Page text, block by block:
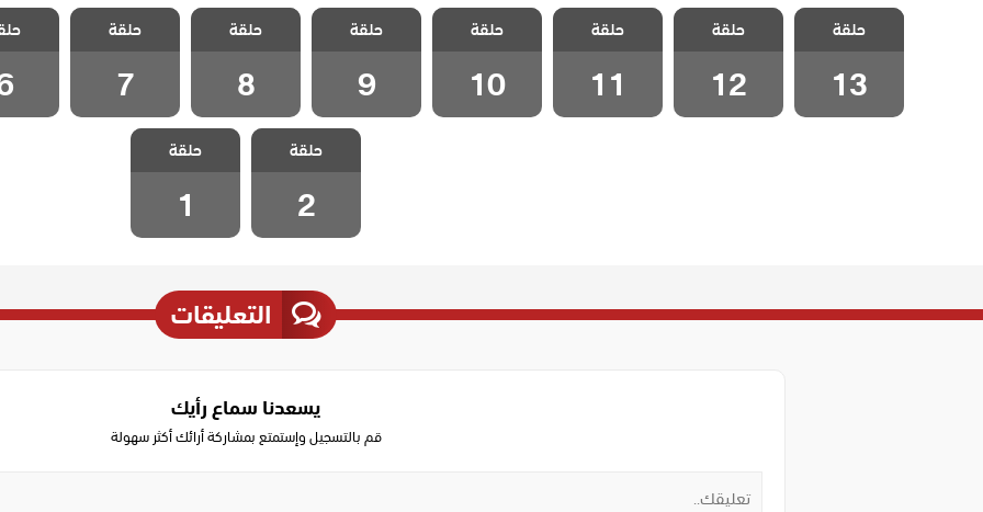
مسلسل الخليفة
الحلقة 13
حلقة
13
مسلسل الخليفة
الحلقة 12
حلقة
12
مسلسل الخليفة
الحلقة 11
حلقة
11
مسلسل الخليفة
الحلقة 10
حلقة
10
مسلسل الخليفة
الحلقة 9
حلقة
9
مسلسل الخليفة
الحلقة 8
حلقة
8
مسلسل الخليفة
الحلقة 7
حلقة
7
مسلسل
مسلسل الخليفة
الحلقة 2
حلقة
2
مسلسل الخليفة
الحلقة 1
حلقة
1
التعليقات
يسعدنا سماع رأيك
قم بالتسجيل وإستمتع بمشاركة أرائك أكثر سهولة